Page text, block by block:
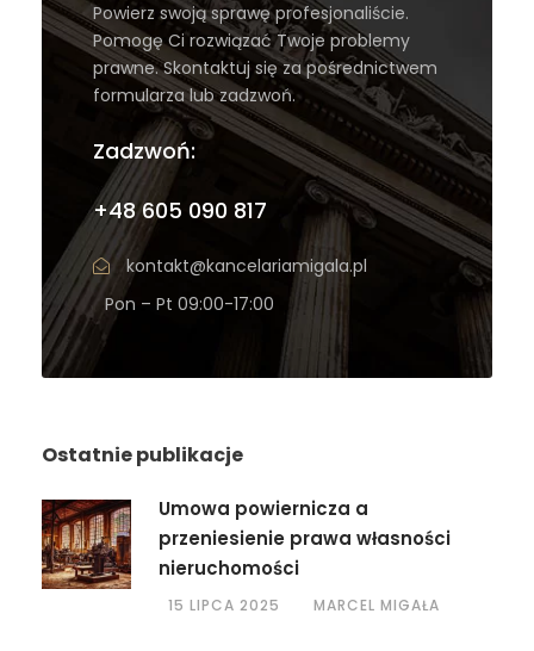
Powierz swoją sprawę profesjonaliście.
Pomogę Ci rozwiązać Twoje problemy
prawne. Skontaktuj się za pośrednictwem
formularza lub zadzwoń.
Zadzwoń:
+48 605 090 817
kontakt@kancelariamigala.pl
Pon – Pt 09:00-17:00
Ostatnie publikacje
Umowa powiernicza a
przeniesienie prawa własności
nieruchomości
15 LIPCA 2025 MARCEL MIGAŁA